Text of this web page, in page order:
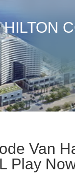
HILTON
Van
Play